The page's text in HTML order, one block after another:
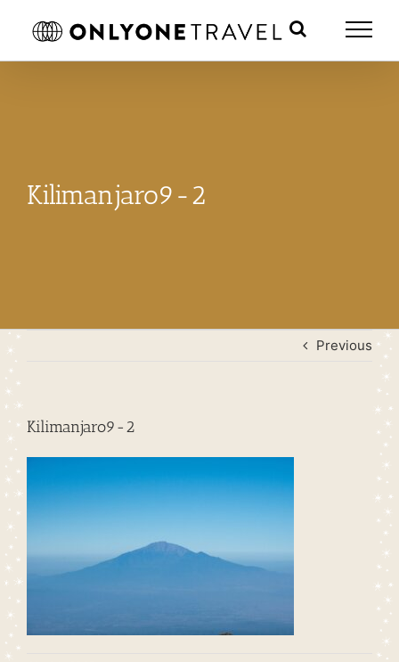
Kilimanjaro9-2
Previous
Kilimanjaro9-2